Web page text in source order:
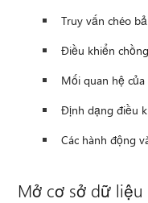
Truy vấn chéo
Điều khiển
Mối quan hệ
Định dạng điều
Các hành động
Mở cơ sở dữ liệu